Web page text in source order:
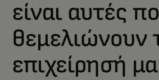
είναι αυτές
θεμελιώνουν
επιχείρησή